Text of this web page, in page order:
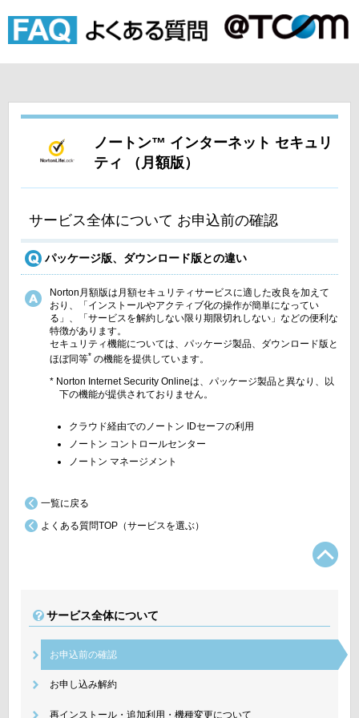
ノートン™ インターネット セキュリ
ティ （月額版）
サービス全体について お申込前の確認
パッケージ版、ダウンロード版との違い
Norton月額版は月額セキュリティサービスに適した改良を加えて
おり、「インストールやアクティブ化の操作が簡単になってい
る」、「サービスを解約しない限り期限切れしない」などの便利な
特徴があります。
セキュリティ機能については、パッケージ製品、ダウンロード版と
ほぼ同等* の機能を提供しています。
* Norton Internet Security Onlineは、パッケージ製品と異なり、以
下の機能が提供されておりません。
クラウド経由でのノートン IDセーフの利用
ノートン コントロールセンター
ノートン マネージメント
一覧に戻る
よくある質問TOP（サービスを選ぶ）
サービス全体について
お申込前の確認
お申し込み解約
再インストール・追加利用・機種変更について